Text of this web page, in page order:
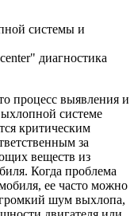
системы и
диагностика
процесс выявления и
системе
критическим
за
веществ из
Когда проблема
ее часто можно
шум выхлопа,